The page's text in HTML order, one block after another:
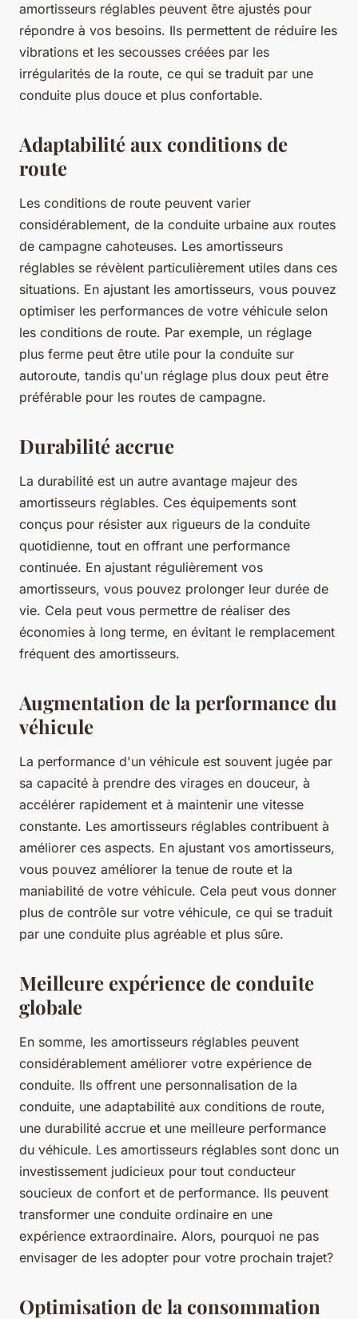
amortisseurs réglables peuvent être ajustés pour
répondre à vos besoins. Ils permettent de réduire les
vibrations et les secousses créées par les
irrégularités de la route, ce qui se traduit par une
conduite plus douce et plus confortable.
Adaptabilité aux conditions de
route
Les conditions de route peuvent varier
considérablement, de la conduite urbaine aux routes
de campagne cahoteuses. Les amortisseurs
réglables se révèlent particulièrement utiles dans ces
situations. En ajustant les amortisseurs, vous pouvez
optimiser les performances de votre véhicule selon
les conditions de route. Par exemple, un réglage
plus ferme peut être utile pour la conduite sur
autoroute, tandis qu'un réglage plus doux peut être
préférable pour les routes de campagne.
Durabilité accrue
La durabilité est un autre avantage majeur des
amortisseurs réglables. Ces équipements sont
conçus pour résister aux rigueurs de la conduite
quotidienne, tout en offrant une performance
continuée. En ajustant régulièrement vos
amortisseurs, vous pouvez prolonger leur durée de
vie. Cela peut vous permettre de réaliser des
économies à long terme, en évitant le remplacement
fréquent des amortisseurs.
Augmentation de la performance du
véhicule
La performance d'un véhicule est souvent jugée par
sa capacité à prendre des virages en douceur, à
accélérer rapidement et à maintenir une vitesse
constante. Les amortisseurs réglables contribuent à
améliorer ces aspects. En ajustant vos amortisseurs,
vous pouvez améliorer la tenue de route et la
maniabilité de votre véhicule. Cela peut vous donner
plus de contrôle sur votre véhicule, ce qui se traduit
par une conduite plus agréable et plus sûre.
Meilleure expérience de conduite
globale
En somme, les amortisseurs réglables peuvent
considérablement améliorer votre expérience de
conduite. Ils offrent une personnalisation de la
conduite, une adaptabilité aux conditions de route,
une durabilité accrue et une meilleure performance
du véhicule. Les amortisseurs réglables sont donc un
investissement judicieux pour tout conducteur
soucieux de confort et de performance. Ils peuvent
transformer une conduite ordinaire en une
expérience extraordinaire. Alors, pourquoi ne pas
envisager de les adopter pour votre prochain trajet?
Optimisation de la consommation